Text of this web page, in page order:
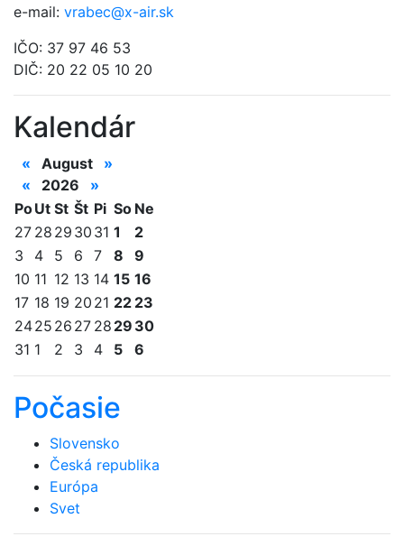
e-mail: vrabec@x-air.sk
IČO: 37 97 46 53
DIČ: 20 22 05 10 20
Kalendár
« August
»
«
2026
»
PoUt St Št Pi So Ne
27 28 29 30 31 1
2
3
4 5 6 7 8
9
10 11 12 13 14 15 16
17 18 19 20 21 22 23
2425 26 27 28 29 30
31 1 2 3 4 5 6
Počasie
Slovensko
Česká republika
Európa
Svet